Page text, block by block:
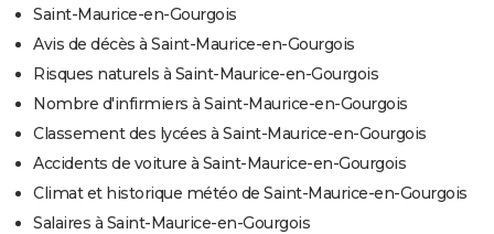
Saint-Maurice-en-Gourgois
Avis de décès à Saint-Maurice-en-Gourgois
Risques naturels à Saint-Maurice-en-Gourgois
Nombre d'infirmiers à Saint-Maurice-en-Gourgois
Classement des lycées à Saint-Maurice-en-Gourgois
Accidents de voiture à Saint-Maurice-en-Gourgois
Climat et historique météo de Saint-Maurice-en-Gourgois
Salaires à Saint-Maurice-en-Gourgois